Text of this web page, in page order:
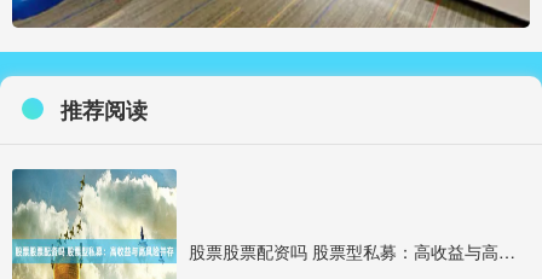
推荐阅读
股票股票配资吗 股票型私募：高收益与高风险并存